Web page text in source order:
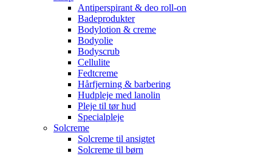
Antiperspirant & deo roll-on
Badeprodukter
Bodylotion & creme
Bodyolie
Bodyscrub
Cellulite
Fedtcreme
Hårfjerning & barbering
Hudpleje med lanolin
Pleje til tør hud
Specialpleje
Solcreme
Solcreme til ansigtet
Solcreme til børn